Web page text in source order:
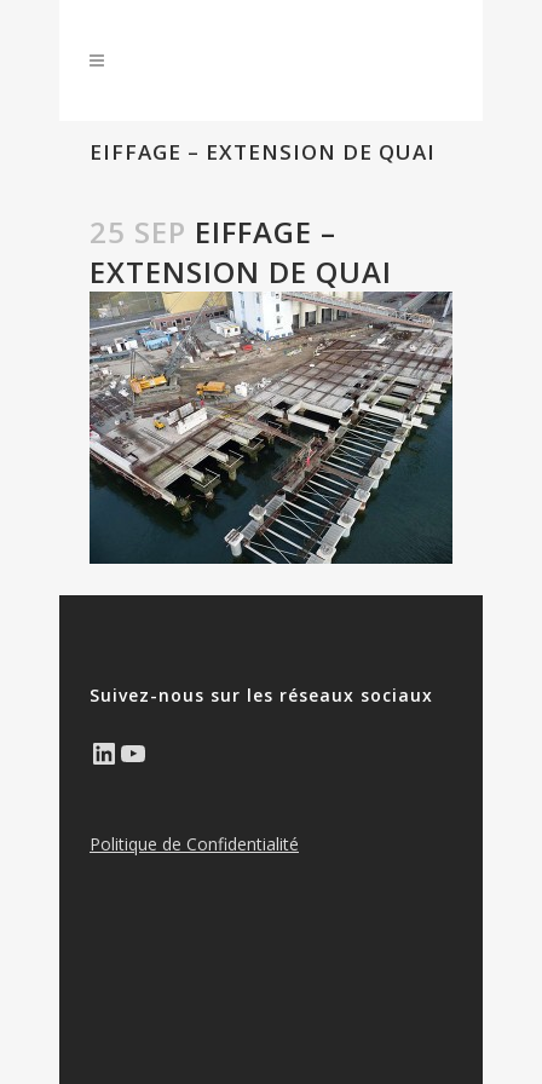
EIFFAGE – EXTENSION DE QUAI
25 SEP EIFFAGE –
EXTENSION DE QUAI
Suivez-nous sur les réseaux sociaux
LinkedIn
YouTube
Politique de Confidentialité